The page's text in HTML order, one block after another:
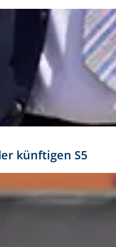
künftigen S5